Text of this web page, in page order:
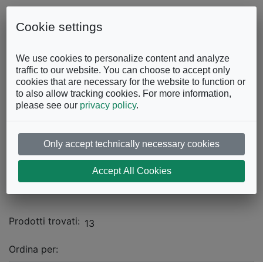
Skip to content
FacebookInstagramYouTube
Catalogo
CAMERA DA LETTO Cabine Armadio
Prodotti trovati: 13
Ordina per:
Cookie settings
We use cookies to personalize content and analyze
traffic to our website. You can choose to accept only
cookies that are necessary for the website to function or
to also allow tracking cookies. For more information,
please see our privacy policy.
Only accept technically necessary cookies
Accept All Cookies